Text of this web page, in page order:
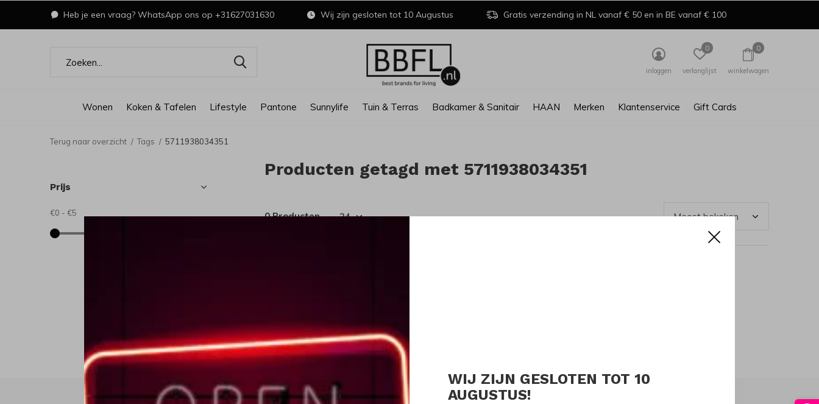
WIJ ZIJN GESLOTEN TOT 10
AUGUSTUS!
Wonen Koken & Tafelen Lifestyle Pantone Sunnylife Tuin & Terras Badkamer & Sanitair HAAN Merken Klantenservice Gift Cards
inloggen verlanglijst
0
winkelwagen
0
Heb je een vraag? WhatsApp ons op +31627031630 Wij zijn gesloten tot 10 Augustus Gratis verzending in NL vanaf € 50 en in BE vanaf € 100
Terug naar overzicht Tags 5711938034351
Producten getagd met 5711938034351
0 Producten
Prijs
€0 - €5